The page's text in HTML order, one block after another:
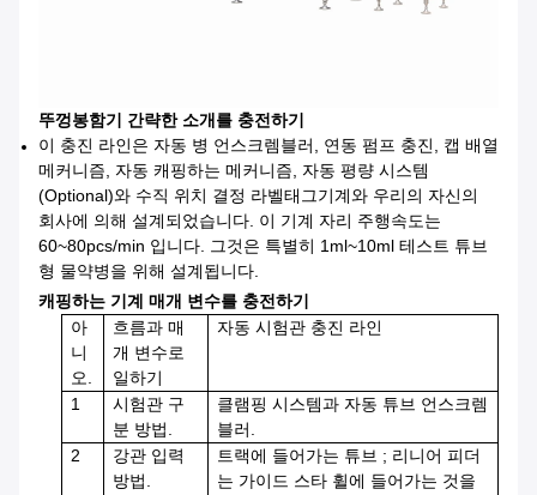
뚜껑봉함기 간략한 소개를 충전하기
이 충진 라인은 자동 병 언스크렘블러, 연동 펌프 충진, 캡 배열
메커니즘, 자동 캐핑하는 메커니즘, 자동 평량 시스템
(Optional)와 수직 위치 결정 라벨태그기계와 우리의 자신의
회사에 의해 설계되었습니다. 이 기계 자리 주행속도는
60~80pcs/min 입니다. 그것은 특별히 1ml~10ml 테스트 튜브
형 물약병을 위해 설계됩니다.
캐핑하는 기계 매개 변수를 충전하기
아
니
오.
흐름과 매
개 변수로
일하기
자동 시험관 충진 라인
1
시험관 구
분 방법.
클램핑 시스템과 자동 튜브 언스크렘
블러.
2
강관 입력
방법.
트랙에 들어가는 튜브 ; 리니어 피더
는 가이드 스타 휠에 들어가는 것을